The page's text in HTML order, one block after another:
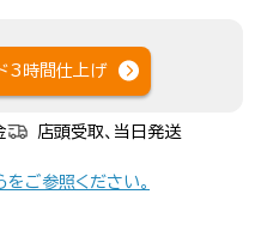
3時間仕上げ
店頭受取、当日発送
ご参照ください。